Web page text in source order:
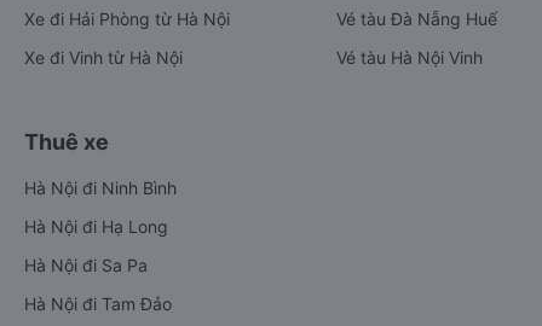
Xe đi Hải Phòng từ Hà Nội
Xe đi Vinh từ Hà Nội
Vé tàu Đà Nẵng Huế
Vé tàu Hà Nội Vinh
Thuê xe
Hà Nội đi Ninh Bình
Hà Nội đi Hạ Long
Hà Nội đi Sa Pa
Hà Nội đi Tam Đảo